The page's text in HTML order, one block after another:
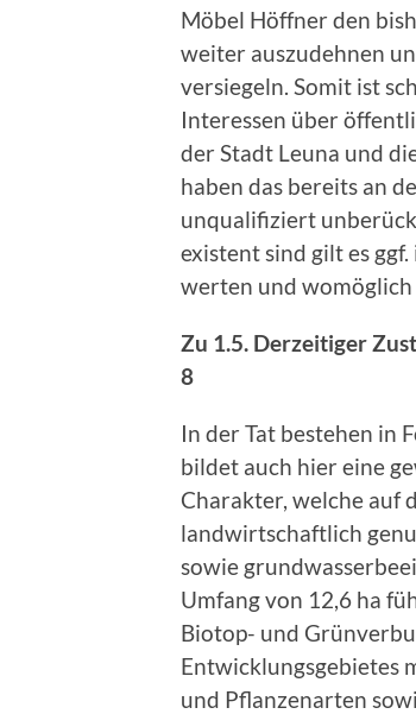
Möbel Höffner den
weiter auszudehnen
versiegeln. Somit ist
Interessen über
der Stadt Leuna und
haben das bereits an
unqualifiziert
existent sind gilt es
werten und womöglich
Zu 1.5. Derzeitiger
8
In der Tat bestehen in
bildet auch hier eine
Charakter, welche auf
landwirtschaftlich
sowie
Umfang von 12,6 ha
Biotop- und
Entwicklungsgebietes
und Pflanzenarten